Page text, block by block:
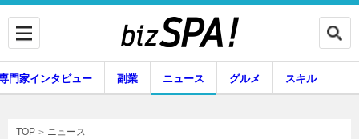
門家インタビュー 副業 ニュース グルメ スキル
TOP ニュース